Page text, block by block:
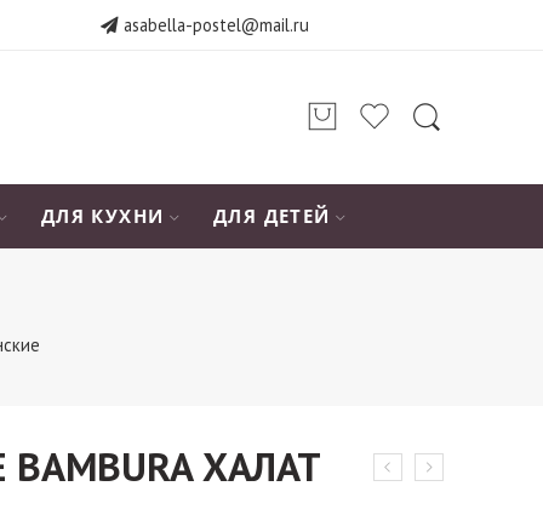
asabella-postel@mail.ru
ДЛЯ КУХНИ ДЛЯ ДЕТЕЙ
BAMBURA ХАЛАТ